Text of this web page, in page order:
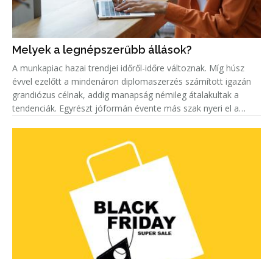
Melyek a legnépszerűbb állások?
A munkapiac hazai trendjei időről-időre változnak. Míg húsz
évvel ezelőtt a mindenáron diplomaszerzés számított igazán
grandiózus célnak, addig manapság némileg átalakultak a
tendenciák. Egyrészt jóformán évente más szak nyeri el a